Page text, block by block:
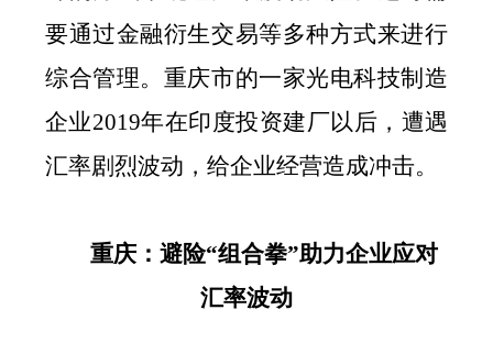
要通过金融衍生交易等多种方式来进行
综合管理。重庆市的一家光电科技制造
企业2019年在印度投资建厂以后，遭遇
汇率剧烈波动，给企业经营造成冲击。
重庆：避险“组合拳”助力企业应对
汇率波动